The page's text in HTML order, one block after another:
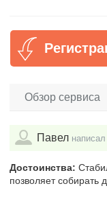
Обзор сервиса
Павел
Достоинства:
позволяет собирать